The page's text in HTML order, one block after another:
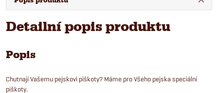
Detailní popis produktu
Popis
Chutnají Vašemu pejskovi piškoty? Máme pro Všeho pejska speciální
piškoty.